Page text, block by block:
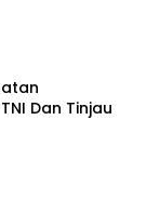
Dan Tinjau